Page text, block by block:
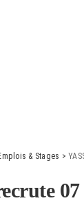
& Stages >
07